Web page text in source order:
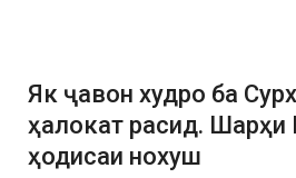
Як ҷавон худро ба
ҳалокат расид. Шарҳи
ҳодисаи нохуш